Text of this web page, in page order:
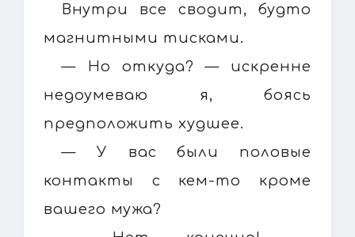
Внутри все сводит, будто
магнитными тисками.
— Но откуда? — искренне
недоумеваю я, боясь
предположить худшее.
— У вас были половые
контакты с кем-то кроме
вашего мужа?